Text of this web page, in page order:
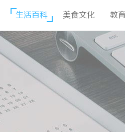
生活百科 美食文化 教